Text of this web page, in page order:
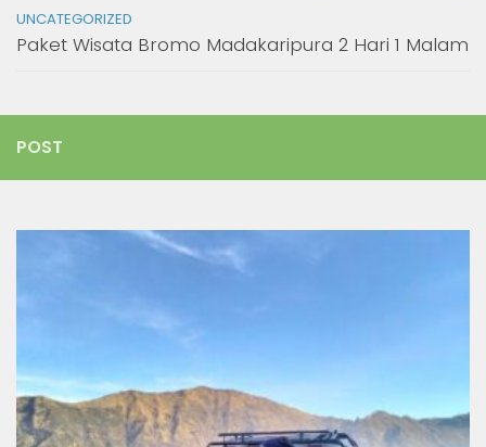
UNCATEGORIZED
Paket Wisata Bromo Madakaripura 2 Hari 1 Malam
POST